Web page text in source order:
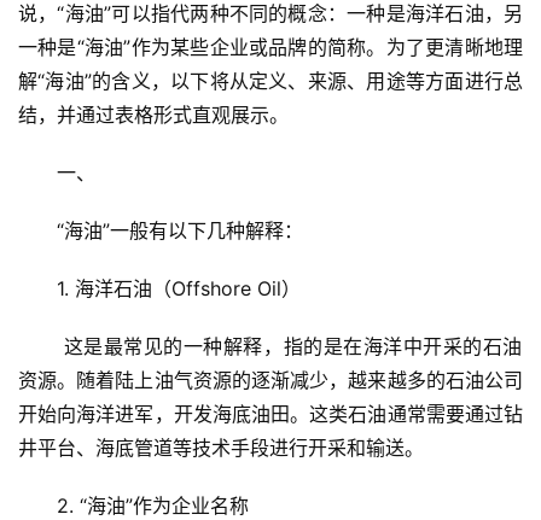
说，“海油”可以指代两种不同的概念：一种是海洋石油，另
一种是“海油”作为某些企业或品牌的简称。为了更清晰地理
解“海油”的含义，以下将从定义、来源、用途等方面进行总
结，并通过表格形式直观展示。
一、
“海油”一般有以下几种解释：
1. 海洋石油（Offshore Oil）
资源。随着陆上油气资源的逐渐减少，越来越多的石油公司
开始向海洋进军，开发海底油田。这类石油通常需要通过钻
井平台、海底管道等技术手段进行开采和输送。
2. “海油”作为企业名称